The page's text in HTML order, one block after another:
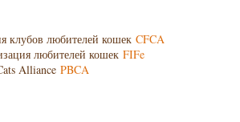
клубов любителей кошек CFCA
любителей кошек FIFe
Alliance PBCA